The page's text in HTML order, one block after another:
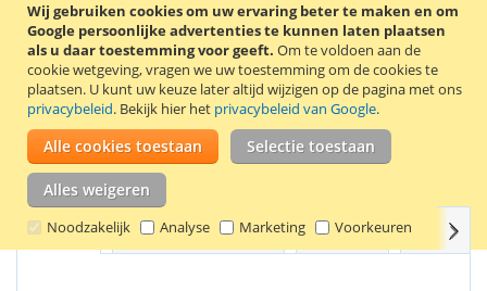
Wij gebruiken cookies om uw ervaring beter te maken en om
Google persoonlijke advertenties te kunnen laten plaatsen
als u daar toestemming voor geeft. Om te voldoen aan de
cookie wetgeving, vragen we uw toestemming om de cookies te
plaatsen. U kunt uw keuze later altijd wijzigen op de pagina met ons
privacybeleid. Bekijk hier het privacybeleid van Google.
Alle cookies toestaan Selectie toestaan
Alles weigeren
Noodzakelijk Analyse Marketing Voorkeuren
VOEG TOE AAN VERLANGLIJST
TOEVOEGEN OM TE VERGELIJKEN
Doos met 1000 transparante paklijstenveloppen met de
opdruk ’PACKING LIST’. Deze paklijstenveloppen hebben de
binnenmaat 225 x 165 mm en zijn geschikt voor A5 formaat.
De opening zit aan de lange zijde.
Details Productkenmerken Reviews